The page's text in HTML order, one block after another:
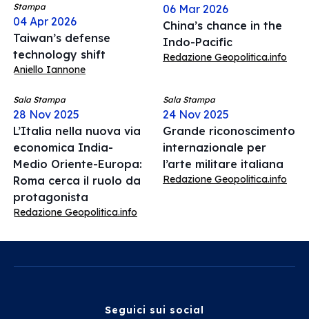
Stampa
04 Apr 2026
Taiwan’s defense
technology shift
Aniello Iannone
06 Mar 2026
China’s chance in the
Indo-Pacific
Redazione Geopolitica.info
Sala Stampa
28 Nov 2025
L’Italia nella nuova via
economica India-
Medio Oriente-Europa:
Roma cerca il ruolo da
protagonista
Redazione Geopolitica.info
Sala Stampa
24 Nov 2025
Grande riconoscimento
internazionale per
l’arte militare italiana
Redazione Geopolitica.info
Seguici sui social